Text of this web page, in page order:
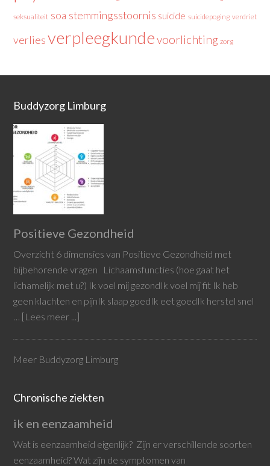
seksualiteit soa stemmingsstoornis suicide suicidepoging verdriet
verlies verpleegkundevoorlichting zorg
Buddyzorg Limburg
Positieve Gezondheid
Overzicht 6 dimensies van Positieve Gezondheid met
bijbehorende vragen Lichaamsfuncties (hoe gaat het
lichamelijk met u?) Ik voel mij gezondIk voel mij fit Ik heb
geen klachten en pijnIk slaap goedIk eet goedIk herstel snel
… [Lees meer ...]
Meer Buddyzorg Limburg
Chronische ziekten
ik en eenzaamheid
Wat is eenzaamheid eigenlijk? Zijn er verschillende soorten
eenzaamheid? Wat zijn de symptomen van